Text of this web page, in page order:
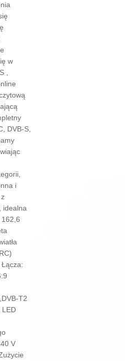
w
,
DVB-S,
i
idealna
T2
LED
V